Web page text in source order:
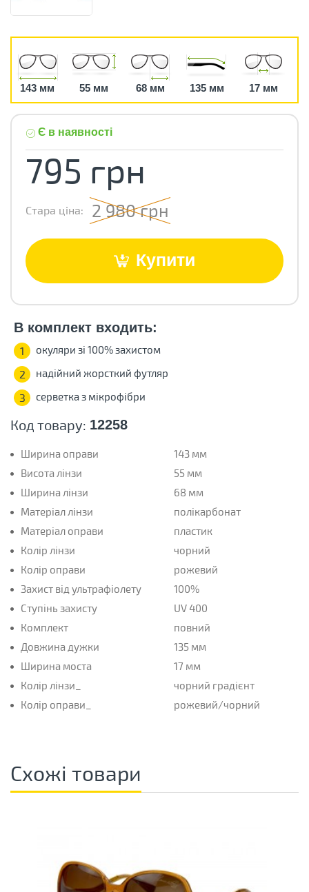
143 мм 55 мм 68 мм 135 мм 17 мм
Код товару: 12258
Ширина оправи
143 мм
Висота лінзи
55 мм
Ширина лінзи
68 мм
Матеріал лінзи
полікарбонат
Матеріал оправи
пластик
Колір лінзи
чорний
Колір оправи
рожевий
Захист від ультрафіолету
100%
Ступінь захисту
UV 400
Комплект
повний
Довжина дужки
135 мм
Ширина моста
17 мм
Колір лінзи_
чорний градієнт
Колір оправи_
рожевий/чорний
Є в наявності
795 грн
Стара ціна: 2 980 грн
Купити
В комплект входить:
1 окуляри зі 100% захистом
2 надійний жорсткий футляр
3 серветка з мікрофібри
Схожі товари